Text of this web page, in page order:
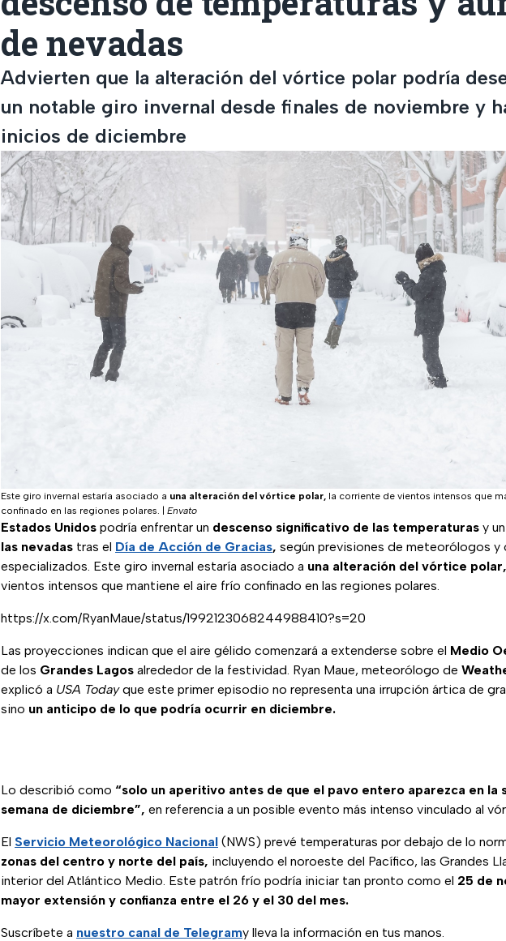
de nevadas
Advierten que la alteración del vórtice polar podría
un notable giro invernal desde finales de noviembre y
inicios de diciembre
Este giro invernal estaría asociado a una alteración del vórtice polar, la corriente de vientos intensos que
confinado en las regiones polares. | Envato
Estados Unidos podría enfrentar un descenso significativo de las temperaturas y un
las nevadas tras el Día de Acción de Gracias, según previsiones de meteorólogos y
especializados. Este giro invernal estaría asociado a una alteración del vórtice polar,
vientos intensos que mantiene el aire frío confinado en las regiones polares.
https://x.com/RyanMaue/status/1992123068244988410?s=20
Las proyecciones indican que el aire gélido comenzará a extenderse sobre el Medio
de los Grandes Lagos alrededor de la festividad. Ryan Maue, meteorólogo de
explicó a USA Todayque este primer episodio no representa una irrupción ártica de
sino un anticipo de lo que podría ocurrir en diciembre.
Lo describió como “solo un aperitivo antes de que el pavo entero aparezca en la
semana de diciembre”, en referencia a un posible evento más intenso vinculado al
El Servicio Meteorológico Nacional (NWS) prevé temperaturas por debajo de lo
zonas del centro y norte del país, incluyendo el noroeste del Pacífico, las Grandes
interior del Atlántico Medio. Este patrón frío podría iniciar tan pronto como el 25 de
mayor extensión y confianza entre el 26 y el 30 del mes.
Suscríbete a nuestro canal de Telegramy lleva la información en tus manos.